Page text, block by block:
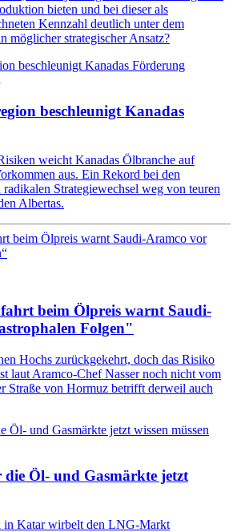
bieten und bei dieser als
Kennzahl deutlich unter dem
möglicher strategischer Ansatz?
beschleunigt Kanadas
weicht Kanadas Ölbranche auf
aus. Ein Rekord bei den
Strategiewechsel weg von teuren
Albertas.
beim Ölpreis warnt Saudi-
Folgen"
Hochs zurückgekehrt, doch das Risiko
laut Aramco-Chef Nasser noch nicht vom
Straße von Hormuz betrifft derweil auch
die Öl- und Gasmärkte jetzt
in Katar wirbelt den LNG-Markt